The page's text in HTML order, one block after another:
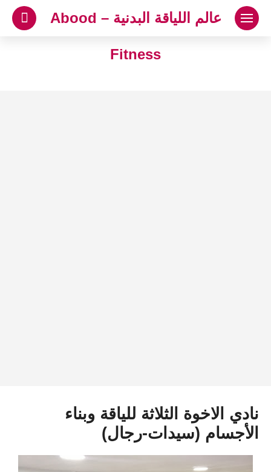
التجاوز
المحتوى
عالم اللياقة البدنية – Abood
Fitness
نادي الاخوة الثلاثة للياقة وبناء
الأجسام (سيدات-رجال)